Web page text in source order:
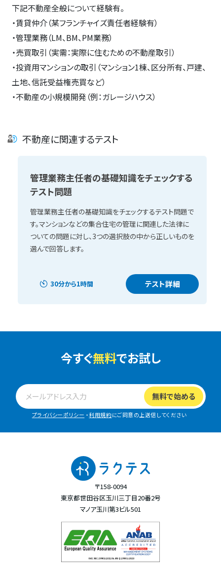
下記不動産全般について経験有。
・賃貸仲介（某フランチャイズ責任者経験有）
・管理業務（LM、BM、PM業務）
・売買取引（実需：実際に住むための不動産取引）
・投資用マンションの取引（マンション1棟、区分所有、戸建、
土地、信託受益権売買など）
・不動産の小規模開発（例：ガレージハウス）
不動産に関連するテスト
管理業務主任者の基礎知識をチェックする
テスト問題
管理業務主任者の基礎知識をチェックするテスト問題で
す。マンションなどの集合住宅の管理に関連した法律に
ついての問題に対し、3つの選択肢の中から正しいものを
選んで回答します。
30分から1時間 テスト詳細
今すぐ無料でお試し
プライバシーポリシー ・利用規約にご同意の上送信してください
〒158-0094
東京都世田谷区玉川三丁目20番2号
マノア玉川第3ビル501